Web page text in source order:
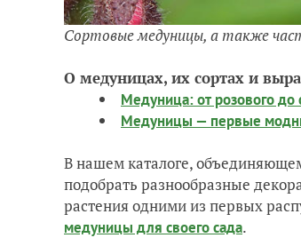
Сортовые медуницы, а также
О медуницах, их сортах и
Медуница: от розового до
Медуницы — первые
В нашем каталоге,
подобрать разнообразные
растения одними из первых
медуницы для своего сада.